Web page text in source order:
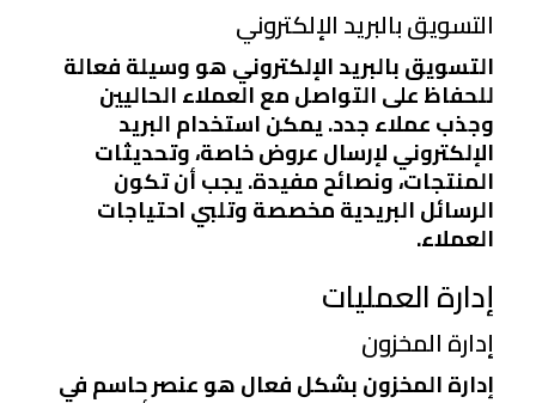
التسويق بالبريد الإلكتروني
التسويق بالبريد الإلكتروني هو وسيلة فعالة
للحفاظ على التواصل مع العملاء الحاليين
وجذب عملاء جدد. يمكن استخدام البريد
الإلكتروني لإرسال عروض خاصة، وتحديثات
المنتجات، ونصائح مفيدة. يجب أن تكون
الرسائل البريدية مخصصة وتلبي احتياجات
العملاء.
إدارة العمليات
إدارة المخزون
إدارة المخزون بشكل فعال هو عنصر حاسم في